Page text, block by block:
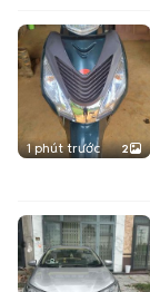
1 phút trước 2